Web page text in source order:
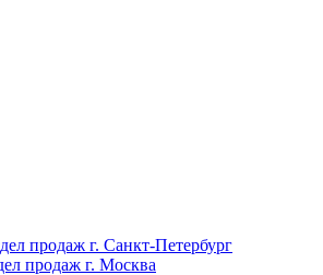
продаж г. Санкт-Петербург
продаж г. Москва